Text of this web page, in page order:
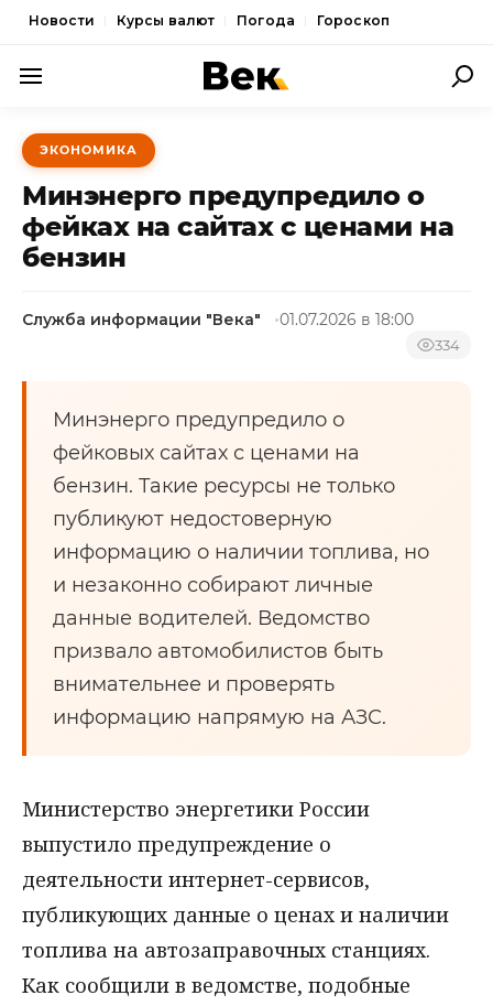
Новости Курсы валют Погода Гороскоп
ПОЛИТИКА
ЭКОНОМИКА
ОБЩЕСТВО
СПОРТ
ЭКОНОМИКА
Минэнерго предупредило о
фейках на сайтах с ценами на
бензин
Служба информации "Века" 01.07.2026 в 18:00
334
Минэнерго предупредило о
фейковых сайтах с ценами на
бензин. Такие ресурсы не только
публикуют недостоверную
информацию о наличии топлива, но
и незаконно собирают личные
данные водителей. Ведомство
призвало автомобилистов быть
внимательнее и проверять
информацию напрямую на АЗС.
Министерство энергетики России
выпустило предупреждение о
деятельности интернет-сервисов,
публикующих данные о ценах и наличии
топлива на автозаправочных станциях.
Как сообщили в ведомстве, подобные